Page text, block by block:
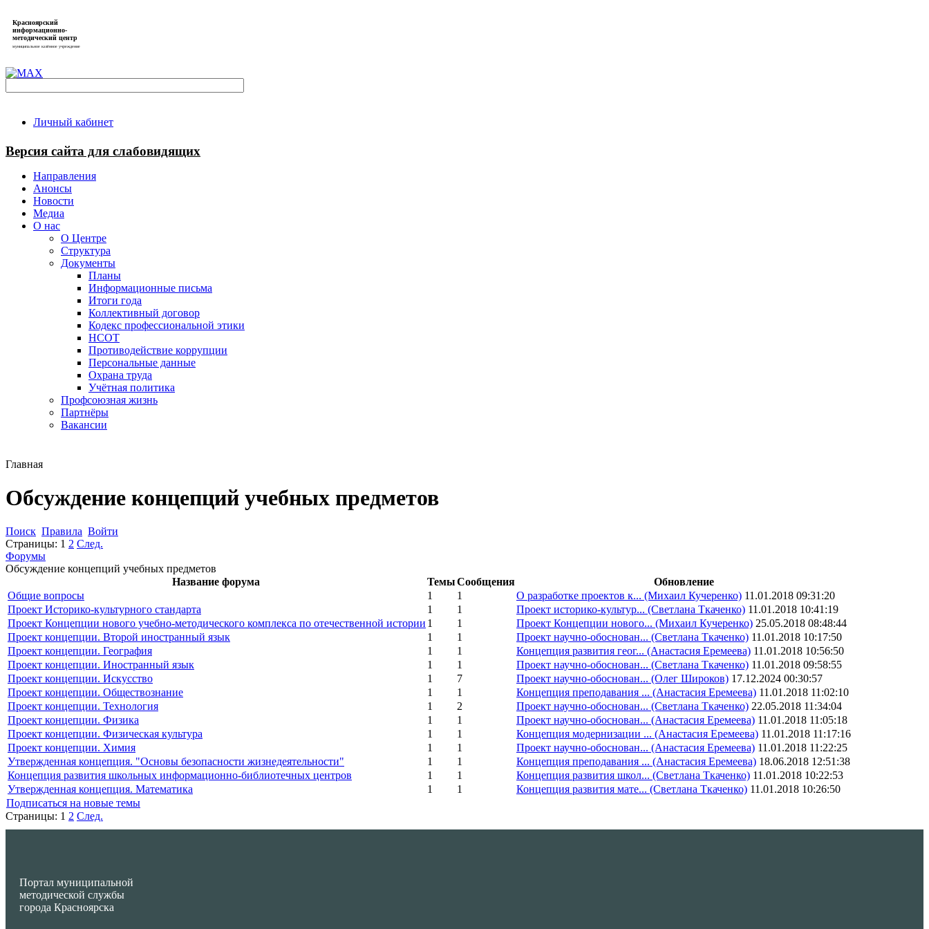
Красноярский
информационно-
методический центр
муниципальное казённое учреждение
Личный кабинет
Версия сайта для слабовидящих
Направления
Анонсы
Новости
Медиа
О нас
О Центре
Структура
Документы
Планы
Информационные письма
Итоги года
Коллективный договор
Кодекс профессиональной этики
НСОТ
Противодействие коррупции
Персональные данные
Охрана труда
Учётная политика
Профсоюзная жизнь
Партнёры
Вакансии
Главная
Обсуждение концепций учебных предметов
Поиск Правила Войти
Страницы: 1 2 След.
Форумы
Обсуждение концепций учебных предметов
Название форума
ТемыСообщения
Обновление
Общие вопросы
1 1 О разработке проектов к... (Михаил Кучеренко) 11.01.2018 09:31:20
Проект Историко-культурного стандарта
1 1 Проект историко-культур... (Светлана Ткаченко) 11.01.2018 10:41:19
Проект Концепции нового учебно-методического комплекса по отечественной истории 1 1 Проект Концепции нового... (Михаил Кучеренко) 25.05.2018 08:48:44
Проект концепции. Второй иностранный язык
1 1 Проект научно-обоснован... (Светлана Ткаченко) 11.01.2018 10:17:50
Проект концепции. География
1 1 Концепция развития геог... (Анастасия Еремеева) 11.01.2018 10:56:50
Проект концепции. Иностранный язык
1 1 Проект научно-обоснован... (Светлана Ткаченко) 11.01.2018 09:58:55
Проект концепции. Искусство
1 7 Проект научно-обоснован... (Олег Широков) 17.12.2024 00:30:57
Проект концепции. Обществознание
1 1 Концепция преподавания ... (Анастасия Еремеева) 11.01.2018 11:02:10
Проект концепции. Технология
1 2 Проект научно-обоснован... (Светлана Ткаченко) 22.05.2018 11:34:04
Проект концепции. Физика
1 1 Проект научно-обоснован... (Анастасия Еремеева) 11.01.2018 11:05:18
Проект концепции. Физическая культура
1 1 Концепция модернизации ... (Анастасия Еремеева) 11.01.2018 11:17:16
Проект концепции. Химия
1 1 Проект научно-обоснован... (Анастасия Еремеева) 11.01.2018 11:22:25
Утвержденная концепция. "Основы безопасности жизнедеятельности"
1 1 Концепция преподавания ... (Анастасия Еремеева) 18.06.2018 12:51:38
Концепция развития школьных информационно-библиотечных центров
1 1 Концепция развития школ... (Светлана Ткаченко) 11.01.2018 10:22:53
Утвержденная концепция. Математика
1 1 Концепция развития мате... (Светлана Ткаченко) 11.01.2018 10:26:50
Подписаться на новые темы
Страницы: 1 2 След.
Портал муниципальной
методической службы
города Красноярска